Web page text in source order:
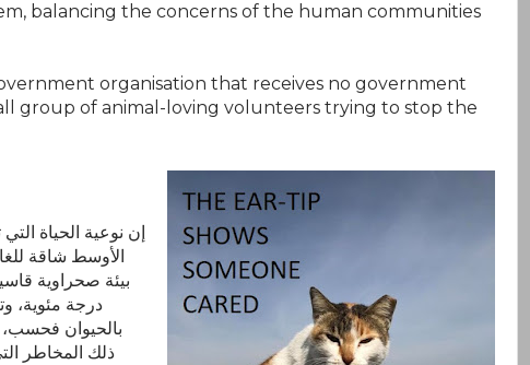
balancing the concerns of the human communities
organisation that receives no government
group of animal-loving volunteers trying to stop the
إن نوعية الحياة
الأوسط شاقة
درجة مئوية،
بالحيوان
ذلك المخاطر